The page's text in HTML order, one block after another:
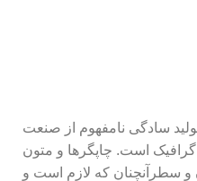
سادگی نامفهوم از صنعت
است. چاپگرها و متون
و سطرآنچنان که لازم است و